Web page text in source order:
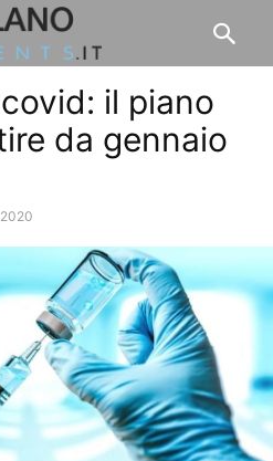
il piano
da gennaio